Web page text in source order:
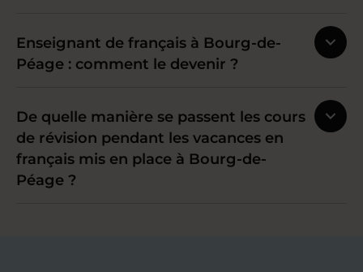
Enseignant de français à Bourg-de-
Péage : comment le devenir ?
De quelle manière se passent les cours
de révision pendant les vacances en
français mis en place à Bourg-de-
Péage ?